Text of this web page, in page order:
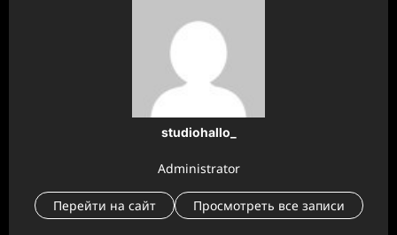
studiohallo_
Administrator
Перейти на сайт Просмотреть все записи